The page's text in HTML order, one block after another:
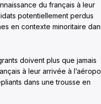
du français à leur
potentiellement perdus
en contexte minoritaire
doivent plus que jamais
à leur arrivée à
dans une trousse en